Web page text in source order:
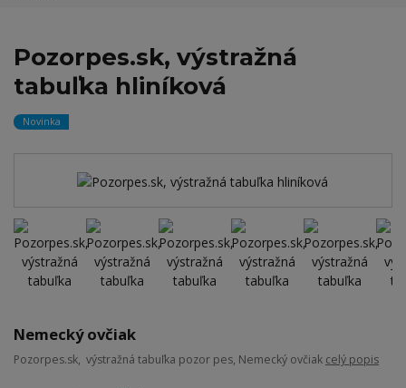
Pozorpes.sk, výstražná
tabuľka hliníková
Novinka
Nemecký ovčiak
Pozorpes.sk, výstražná tabuľka pozor pes, Nemecký ovčiak celý popis